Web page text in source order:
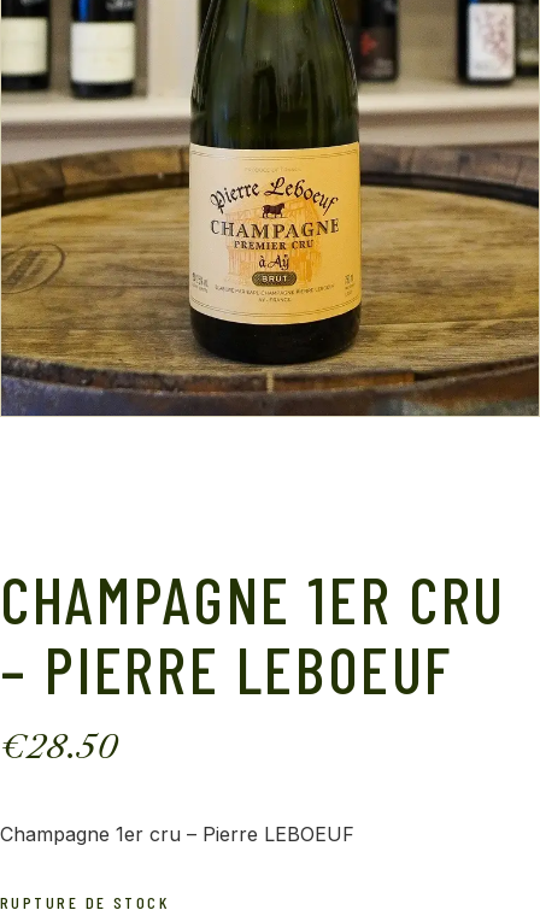
CHAMPAGNE 1ER CRU
– PIERRE LEBOEUF
€28.50
Champagne 1er cru – Pierre LEBOEUF
RUPTURE DE STOCK